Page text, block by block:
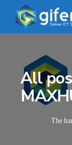
All
The